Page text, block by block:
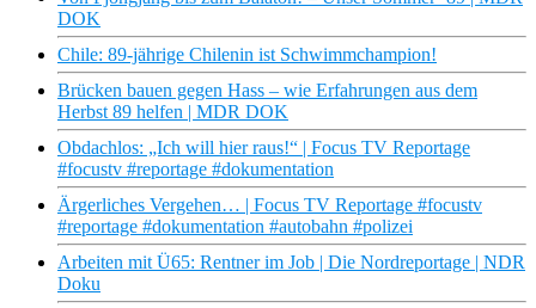
DOK
Chile: 89-jährige Chilenin ist Schwimmchampion!
Brücken bauen gegen Hass – wie Erfahrungen aus dem
Herbst 89 helfen | MDR DOK
Obdachlos: „Ich will hier raus!“ | Focus TV Reportage
#focustv #reportage #dokumentation
Ärgerliches Vergehen… | Focus TV Reportage #focustv
#reportage #dokumentation #autobahn #polizei
Arbeiten mit Ü65: Rentner im Job | Die Nordreportage | NDR
Doku